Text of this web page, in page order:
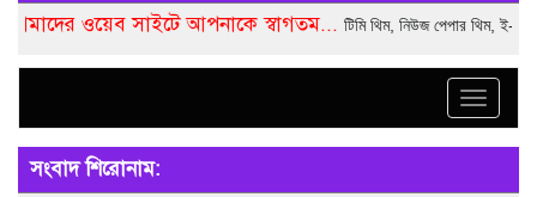
সাইটে আপনাকে স্বাগতম...টিমি থিম, নিউজ পেপার থিম, ই-কমার্স থিম,
Toggle
সংবাদ শিরোনাম: